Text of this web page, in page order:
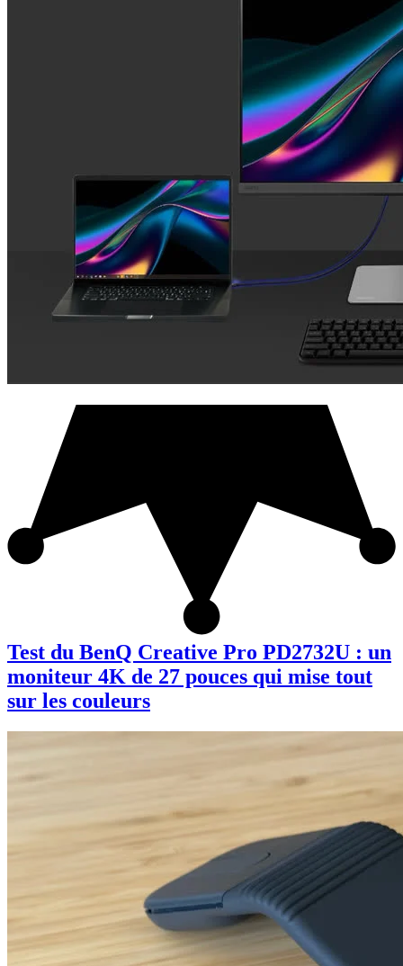
Test du BenQ Creative Pro PD2732U : un
moniteur 4K de 27 pouces qui mise tout
sur les couleurs